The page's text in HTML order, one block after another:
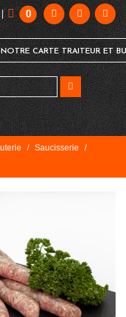
| 0
CARTE TRAITEUR ET
/ Saucisserie
/